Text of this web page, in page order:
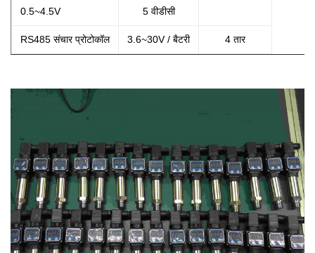
0.5~4.5V 5 वीडीसी
RS485 संचार प्रोटोकॉल 3.6~30V / बैटरी 4 तार